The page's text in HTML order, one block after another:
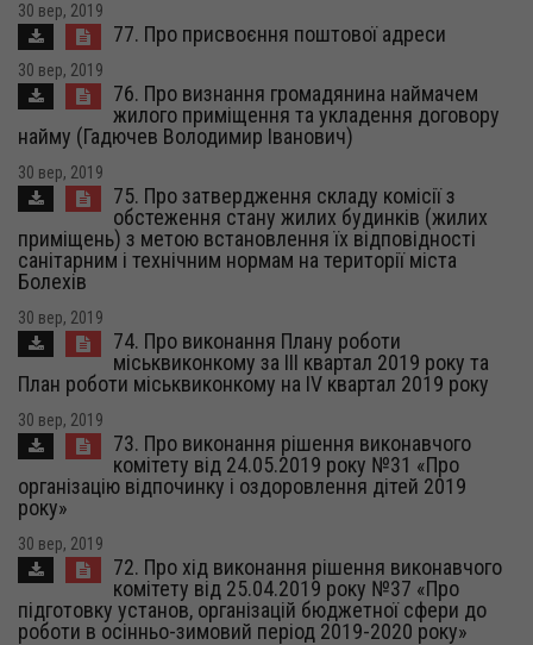
30 вер, 2019
77. Про присвоєння поштової адреси
30 вер, 2019
76. Про визнання громадянина наймачем
жилого приміщення та укладення договору
найму (Гадючев Володимир Іванович)
30 вер, 2019
75. Про затвердження складу комісії з
обстеження стану жилих будинків (жилих
приміщень) з метою встановлення їх відповідності
санітарним і технічним нормам на території міста
Болехів
30 вер, 2019
74. Про виконання Плану роботи
міськвиконкому за ІІІ квартал 2019 року та
План роботи міськвиконкому на ІV квартал 2019 року
30 вер, 2019
73. Про виконання рішення виконавчого
комітету від 24.05.2019 року №31 «Про
організацію відпочинку і оздоровлення дітей 2019
року»
30 вер, 2019
72. Про хід виконання рішення виконавчого
комітету від 25.04.2019 року №37 «Про
підготовку установ, організацій бюджетної сфери до
роботи в осінньо-зимовий період 2019-2020 року»